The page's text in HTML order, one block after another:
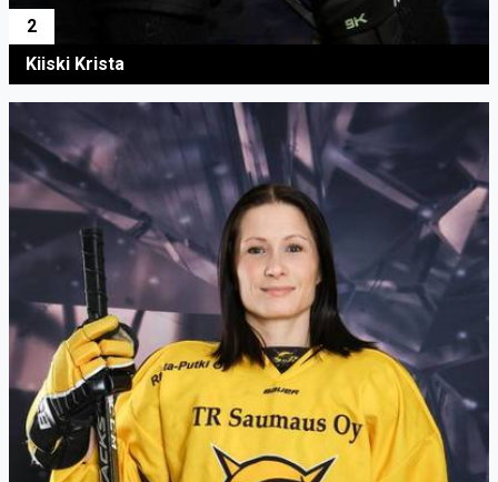
2
Kiiski Krista